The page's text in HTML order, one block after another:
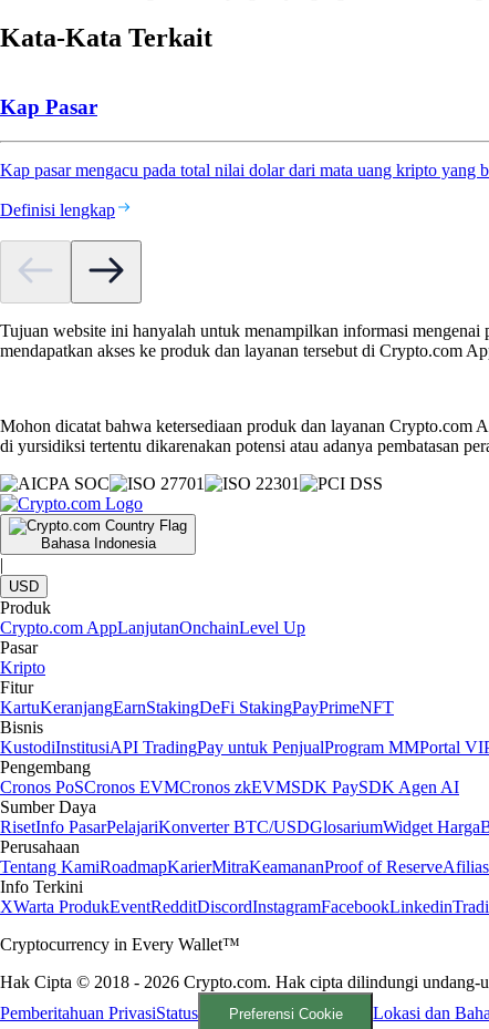
Kata-Kata Terkait
Kap Pasar
Kap pasar mengacu pada total nilai dolar dari mata uang kripto
Definisi lengkap
Tujuan website ini hanyalah untuk menampilkan informasi
mendapatkan akses ke produk dan layanan tersebut di Crypto.com
Mohon dicatat bahwa ketersediaan produk dan layanan Crypto.com
di yursidiksi tertentu dikarenakan potensi atau adanya pembatasan
Bahasa Indonesia
|
USD
Produk
Crypto.com AppLanjutanOnchainLevel Up
Pasar
Kripto
Fitur
KartuKeranjangEarnStakingDeFi StakingPayPrimeNFT
Bisnis
KustodiInstitusiAPI TradingPay untuk PenjualProgram MMPortal
Pengembang
Cronos PoSCronos EVMCronos zkEVMSDK PaySDK Agen AI
Sumber Daya
RisetInfo PasarPelajariKonverter BTC/USDGlosariumWidget Harga
Perusahaan
Tentang KamiRoadmapKarierMitraKeamananProof of Reserve
Info Terkini
XWarta ProdukEventRedditDiscordInstagramFacebookLinkedin
Cryptocurrency in Every Wallet™
Hak Cipta © 2018 - 2026 Crypto.com. Hak cipta dilindungi undang-
Pemberitahuan PrivasiStatus Preferensi Cookie Lokasi dan